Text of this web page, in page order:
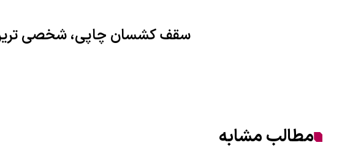
سقف کشسان چاپی، شخصی
مطالب مشابه